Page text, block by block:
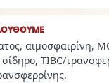
αιμοσφαιρίνη,
σίδηρο, TIBC/